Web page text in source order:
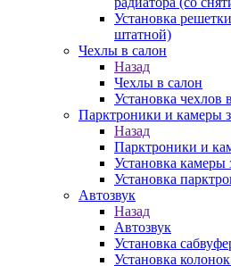
Установка
штатной)
Чехлы в салон
Назад
Чехлы в салон
Установка чехлов
Парктроники и камеры
Назад
Парктроники и
Установка камеры
Установка
Автозвук
Назад
Автозвук
Установка
Установка